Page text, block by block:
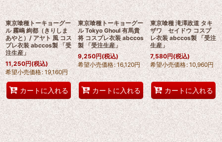
東京喰種トーキョーグー
ル 霧嶋 絢都（きりしま
あやと）/ アヤト 風 コス
プレ衣装 abccos製 「受
注生産」
11,250円(税込)
希望小売価格: 19,160円
カートに入れる
東京喰種トーキョーグー
ル Tokyo Ghoul 有馬貴
将 コスプレ衣装 abccos
製 「受注生産」
9,250円(税込)
希望小売価格: 16,120円
カートに入れる
東京喰種 滝澤政道 タキ
ザワ セイドウ コスプ
レ衣装 abccos製 「受注
生産」
7,580円(税込)
希望小売価格: 10,960円
カートに入れる